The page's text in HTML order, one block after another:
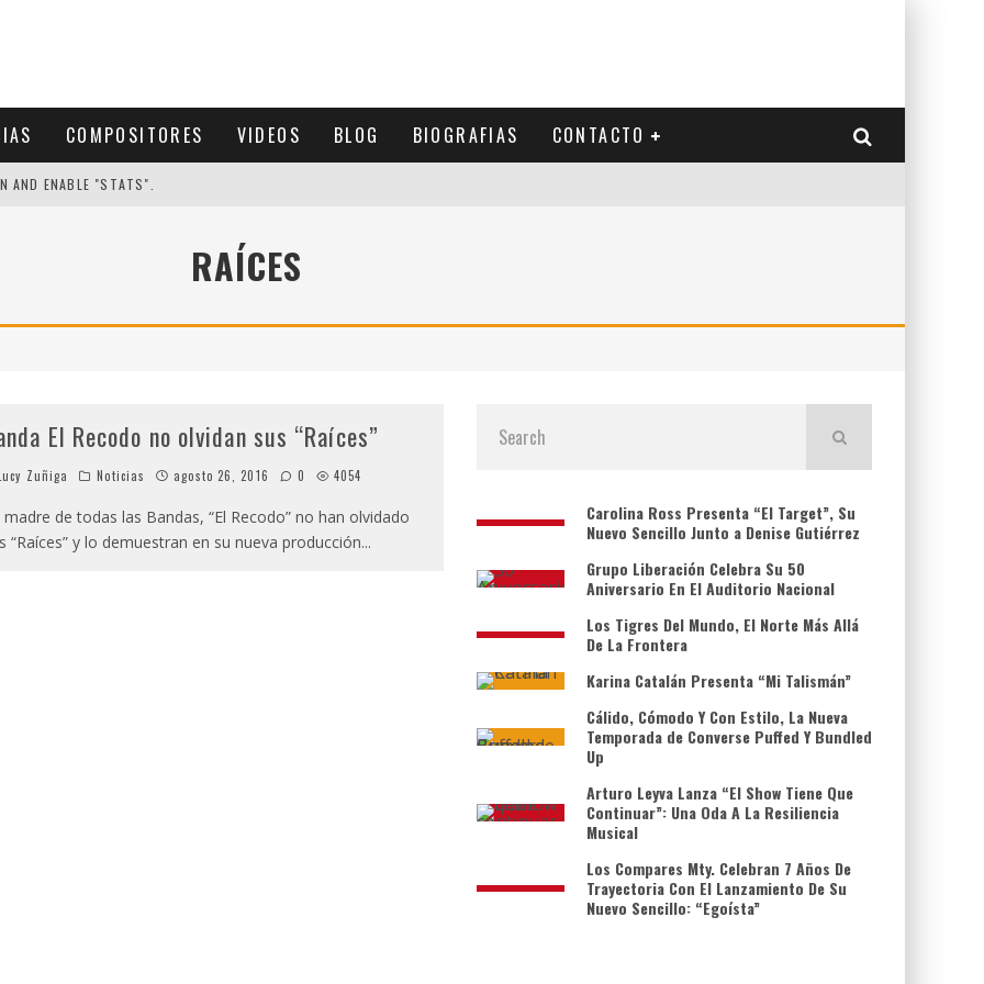
COMPOSITORES VIDEOS BLOG BIOGRAFIAS CONTACTO
AND ENABLE "STATS".
RAÍCES
El Recodo no olvidan sus “Raíces”
Zuñiga Noticias agosto 26, 2016 0 4054
madre de todas las Bandas, “El Recodo” no han olvidado
“Raíces” y lo demuestran en su nueva producción...
Carolina Ross Presenta “El Target”, Su
Nuevo Sencillo Junto a Denise Gutiérrez
Grupo Liberación Celebra Su 50
Aniversario En El Auditorio Nacional
Los Tigres Del Mundo, El Norte Más Allá
De La Frontera
Karina Catalán Presenta “Mi Talismán”
Cálido, Cómodo Y Con Estilo, La Nueva
Temporada de Converse Puffed Y Bundled
Up
Arturo Leyva Lanza “El Show Tiene Que
Continuar”: Una Oda A La Resiliencia
Musical
Los Compares Mty. Celebran 7 Años De
Trayectoria Con El Lanzamiento De Su
Nuevo Sencillo: “Egoísta”